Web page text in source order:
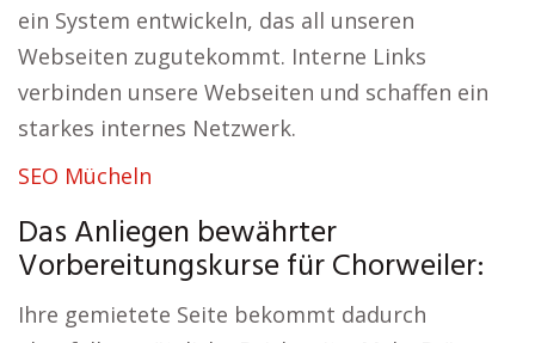
ein System entwickeln, das all unseren
Webseiten zugutekommt. Interne Links
verbinden unsere Webseiten und schaffen ein
starkes internes Netzwerk.
SEO Mücheln
Das Anliegen bewährter
Vorbereitungskurse für Chorweiler:
Ihre gemietete Seite bekommt dadurch